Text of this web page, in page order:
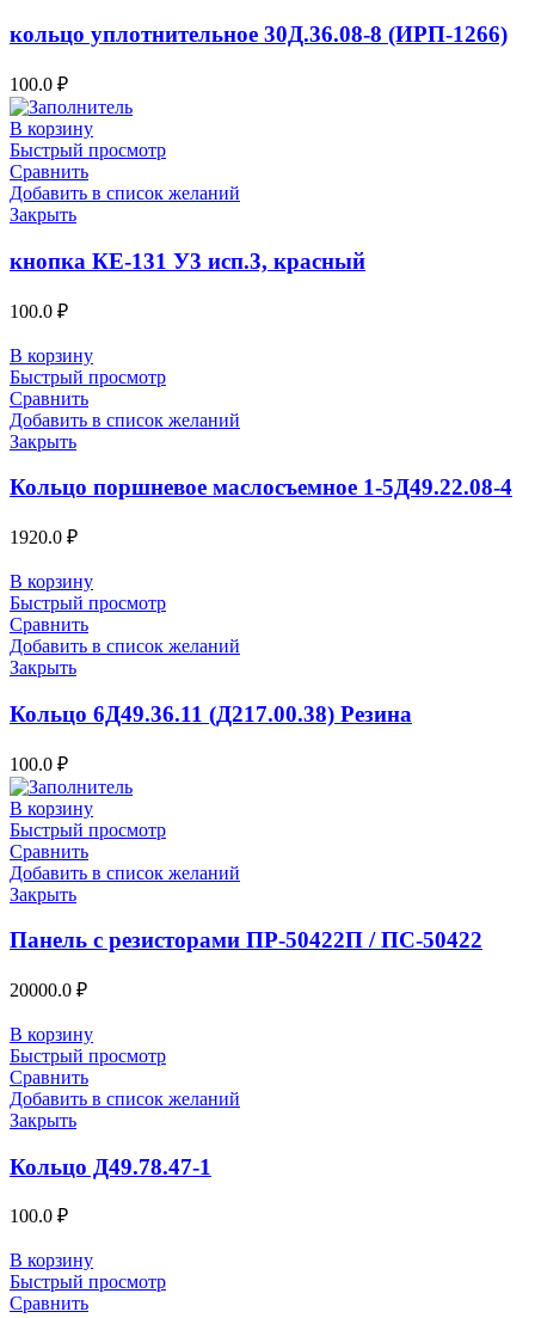
кольцо уплотнительное 30Д.36.08-8 (ИРП-1266)
100.0 ₽
В корзину
Быстрый просмотр
Сравнить
Добавить в список желаний
Закрыть
кнопка КЕ-131 У3 исп.3, красный
100.0 ₽
В корзину
Быстрый просмотр
Сравнить
Добавить в список желаний
Закрыть
Кольцо поршневое маслосъемное 1-5Д49.22.08-4
1920.0 ₽
В корзину
Быстрый просмотр
Сравнить
Добавить в список желаний
Закрыть
Кольцо 6Д49.36.11 (Д217.00.38) Резина
100.0 ₽
В корзину
Быстрый просмотр
Сравнить
Добавить в список желаний
Закрыть
Панель с резисторами ПР-50422П / ПС-50422
20000.0 ₽
В корзину
Быстрый просмотр
Сравнить
Добавить в список желаний
Закрыть
Кольцо Д49.78.47-1
100.0 ₽
В корзину
Быстрый просмотр
Сравнить